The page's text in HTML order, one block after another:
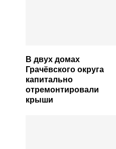
В двух домах
Грачёвского округа
капитально
отремонтировали
крыши